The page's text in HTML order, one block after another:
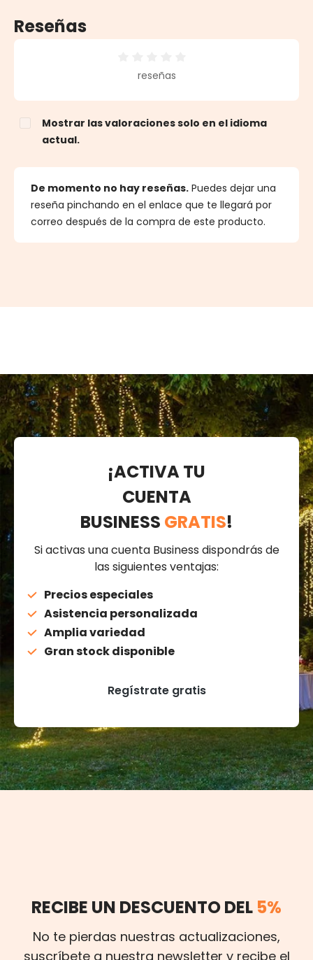
Reseñas
Calificación promedio de 0 de 5 estrellas
reseñas
Mostrar las valoraciones solo en el idioma
actual.
De momento no hay reseñas. Puedes dejar una
reseña pinchando en el enlace que te llegará por
correo después de la compra de este producto.
¡ACTIVA TU
CUENTA
BUSINESS GRATIS!
Si activas una cuenta Business dispondrás de
las siguientes ventajas:
Precios especiales
Asistencia personalizada
Amplia variedad
Gran stock disponible
Regístrate gratis
RECIBE UN DESCUENTO DEL 5%
No te pierdas nuestras actualizaciones,
suscríbete a nuestra newsletter y recibe el